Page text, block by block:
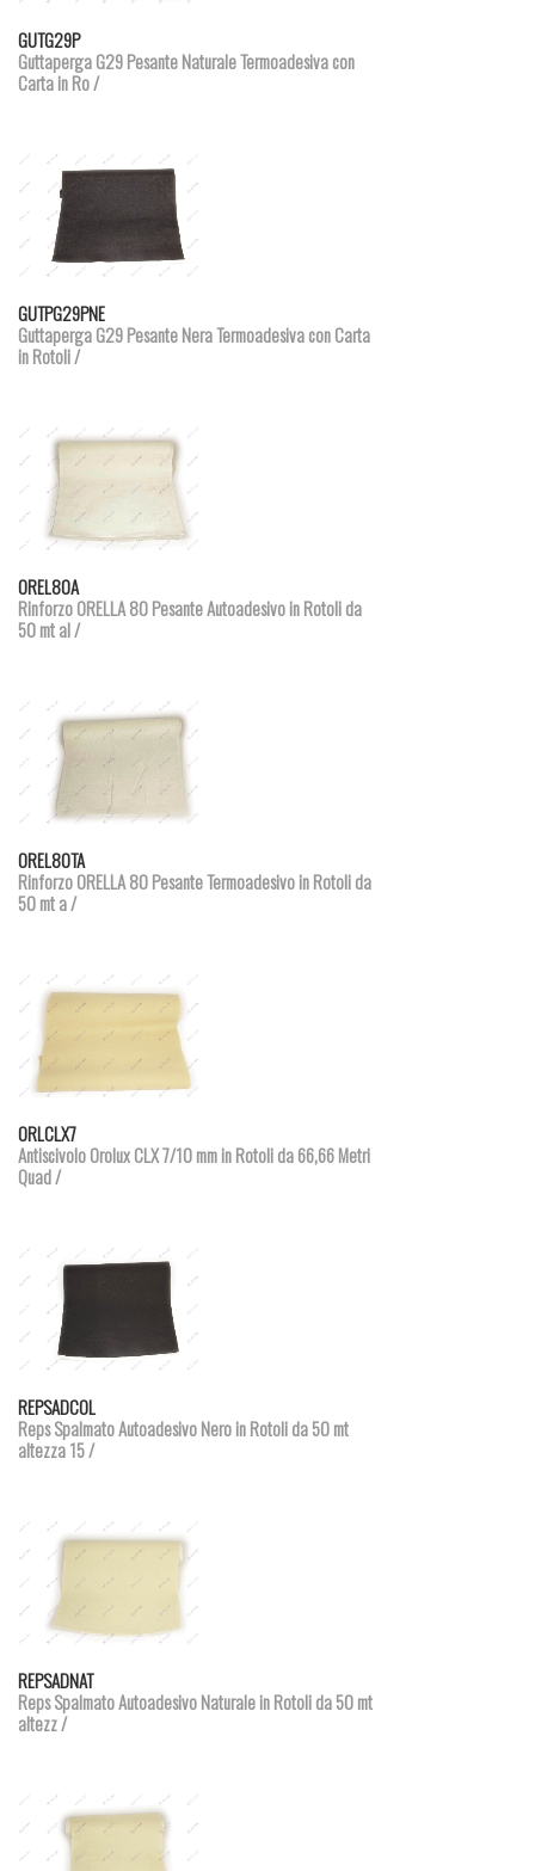
GUTG29P
Guttaperga G29 Pesante Naturale Termoadesiva con
Carta in Ro /
GUTPG29PNE
Guttaperga G29 Pesante Nera Termoadesiva con Carta
in Rotoli /
OREL80A
Rinforzo ORELLA 80 Pesante Autoadesivo in Rotoli da
50 mt al /
OREL80TA
Rinforzo ORELLA 80 Pesante Termoadesivo in Rotoli da
50 mt a /
ORLCLX7
Antiscivolo Orolux CLX 7/10 mm in Rotoli da 66,66 Metri
Quad /
REPSADCOL
Reps Spalmato Autoadesivo Nero in Rotoli da 50 mt
altezza 15 /
REPSADNAT
Reps Spalmato Autoadesivo Naturale in Rotoli da 50 mt
altezz /